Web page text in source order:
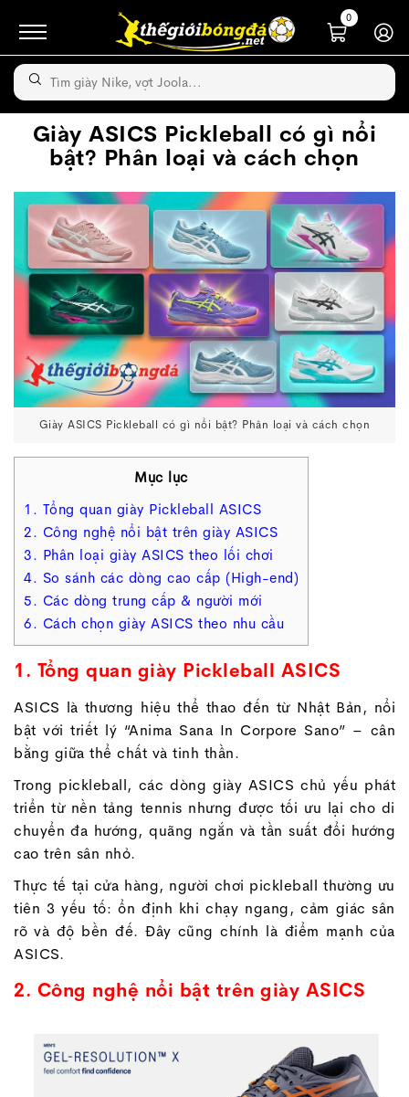
0
Giày ASICS Pickleball có gì nổi
bật? Phân loại và cách chọn
Giày ASICS Pickleball có gì nổi bật? Phân loại và cách chọn
Mục lục
1. Tổng quan giày Pickleball ASICS
2. Công nghệ nổi bật trên giày ASICS
3. Phân loại giày ASICS theo lối chơi
4. So sánh các dòng cao cấp (High-end)
5. Các dòng trung cấp & người mới
6. Cách chọn giày ASICS theo nhu cầu
1. Tổng quan giày Pickleball ASICS
ASICS là thương hiệu thể thao đến từ Nhật Bản, nổi
bật với triết lý “Anima Sana In Corpore Sano” – cân
bằng giữa thể chất và tinh thần.
Trong pickleball, các dòng giày ASICS chủ yếu phát
triển từ nền tảng tennis nhưng được tối ưu lại cho di
chuyển đa hướng, quãng ngắn và tần suất đổi hướng
cao trên sân nhỏ.
Thực tế tại cửa hàng, người chơi pickleball thường ưu
tiên 3 yếu tố: ổn định khi chạy ngang, cảm giác sân
rõ và độ bền đế. Đây cũng chính là điểm mạnh của
ASICS.
2. Công nghệ nổi bật trên giày ASICS